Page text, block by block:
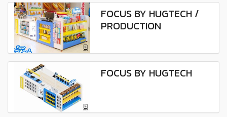
FOCUS BY HUGTECH /
PRODUCTION
FOCUS BY HUGTECH